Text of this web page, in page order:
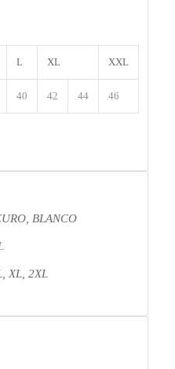
L XL XXL
40 42 44 46
BLANCO
XL, 2XL